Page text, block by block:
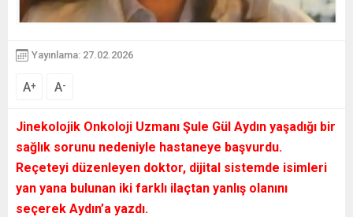
Yayınlama: 27.02.2026
A+ A-
Jinekolojik Onkoloji Uzmanı Şule Gül Aydın yaşadığı bir
sağlık sorunu nedeniyle hastaneye başvurdu.
Reçeteyi düzenleyen doktor, dijital sistemde isimleri
yan yana bulunan iki farklı ilaçtan yanlış olanını
seçerek Aydın’a yazdı.